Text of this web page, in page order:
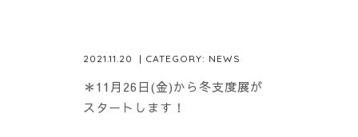
2021.11.20 | CATEGORY: NEWS
＊11月26日(金)から冬支度展が
スタートします！